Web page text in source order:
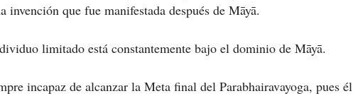
invención que fue manifestada después de Māyā.
limitado está constantemente bajo el dominio de Māyā.
incapaz de alcanzar la Meta final del Parabhairavayoga, pues él